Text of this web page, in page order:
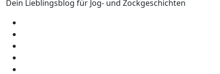
Dein Lieblingsblog für Jog- und Zockgeschichten